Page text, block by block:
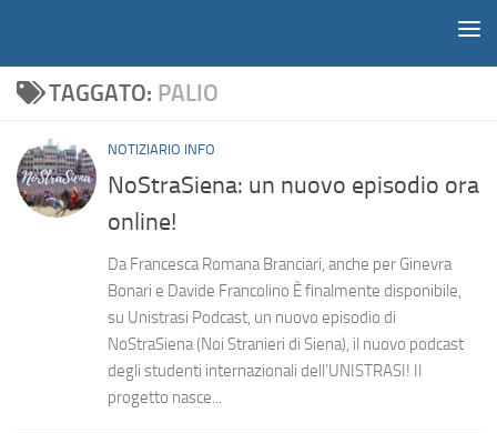
TAGGATO: PALIO
NOTIZIARIO INFO
NoStraSiena: un nuovo episodio ora
online!
Da Francesca Romana Branciari, anche per Ginevra
Bonari e Davide Francolino È finalmente disponibile,
su Unistrasi Podcast, un nuovo episodio di
NoStraSiena (Noi Stranieri di Siena), il nuovo podcast
degli studenti internazionali dell’UNISTRASI! Il
progetto nasce...